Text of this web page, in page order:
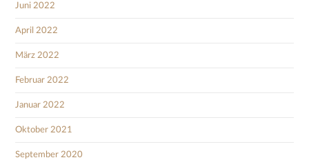
Juni 2022
April 2022
März 2022
Februar 2022
Januar 2022
Oktober 2021
September 2020